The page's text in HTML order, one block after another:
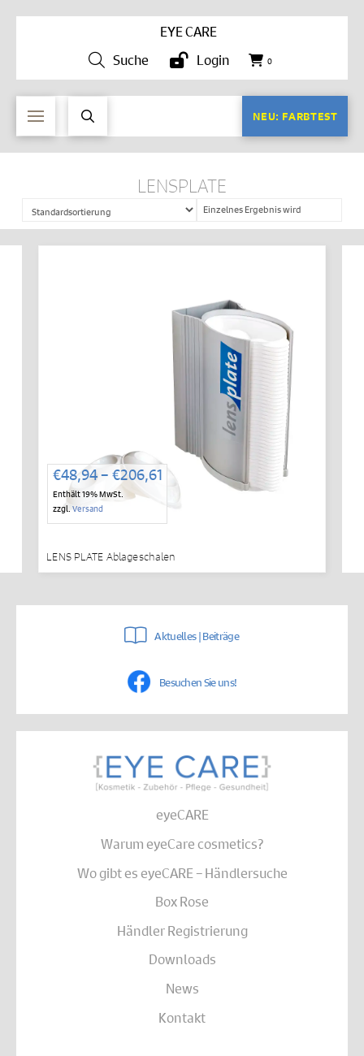
EYE CARE
Suche
Login 0
NEU: FARBTEST
LENSPLATE
Einzelnes Ergebnis wird
angezeigt
€48,94– €206,61Preisspanne:
€48,94
bis
Enthält 19% MwSt.
zzgl.Versand
LENS PLATE Ablageschalen
Aktuelles | Beiträge
Besuchen Sie uns!
eyeCARE
Warum eyeCare cosmetics?
Wo gibt es eyeCARE – Händlersuche
Box Rose
Händler Registrierung
Downloads
News
Kontakt